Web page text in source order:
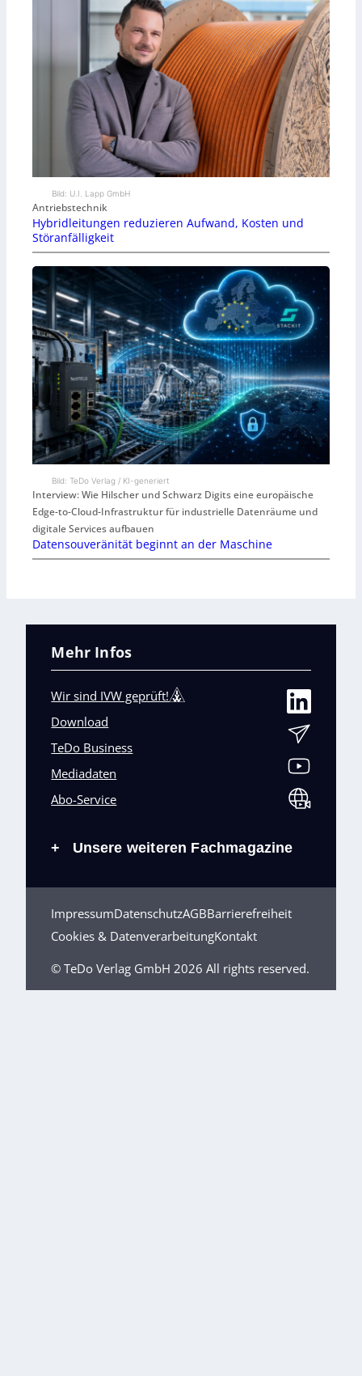
Bild: U.I. Lapp GmbH
Antriebstechnik
Hybridleitungen reduzieren Aufwand, Kosten und
Störanfälligkeit
Bild: TeDo Verlag / KI-generiert
Interview: Wie Hilscher und Schwarz Digits eine europäische
Edge-to-Cloud-Infrastruktur für industrielle Datenräume und
digitale Services aufbauen
Datensouveränität beginnt an der Maschine
Mehr Infos
Wir sind IVW geprüft!
Download
TeDo Business
Mediadaten
Abo-Service
+ Unsere weiteren Fachmagazine
ImpressumDatenschutzAGBBarrierefreiheit
Cookies & DatenverarbeitungKontakt
© TeDo Verlag GmbH 2026 All rights reserved.